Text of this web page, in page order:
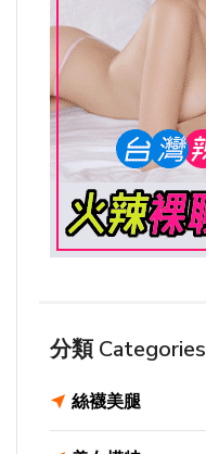
分類 Categories
絲襪美腿